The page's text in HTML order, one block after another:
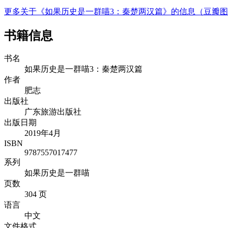
更多关于《如果历史是一群喵3：秦楚两汉篇》的信息（豆瓣图
书籍信息
书名
如果历史是一群喵3：秦楚两汉篇
作者
肥志
出版社
广东旅游出版社
出版日期
2019年4月
ISBN
9787557017477
系列
如果历史是一群喵
页数
304 页
语言
中文